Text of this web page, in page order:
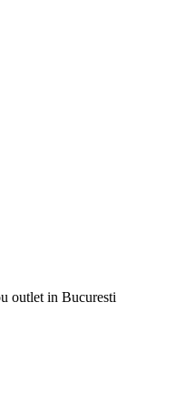
outlet in Bucuresti